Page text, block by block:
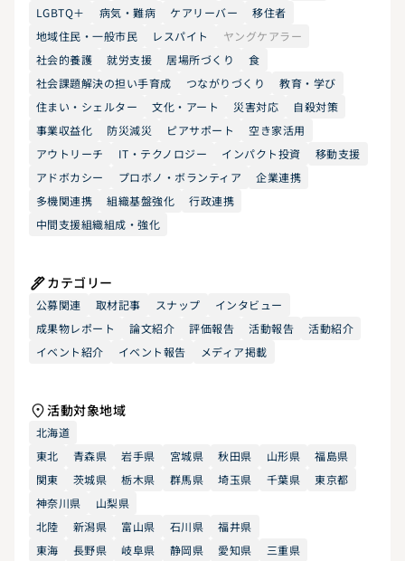
LGBTQ＋
病気・難病 ケアリーバー
移住者
地域住民・一般市民
レスパイト
ヤングケアラー
社会的養護
就労支援 居場所づくり
食
社会課題解決の担い手育成
つながりづくり
教育・学び
住まい・シェルター
文化・アート 災害対応
自殺対策
事業収益化
防災減災 ピアサポート
空き家活用
アウトリーチ
IT・テクノロジー インパクト投資
移動支援
アドボカシー
プロボノ・ボランティア
企業連携
多機関連携
組織基盤強化
行政連携
中間支援組織組成・強化
カテゴリー
公募関連 取材記事 スナップ
インタビュー
成果物レポート
論文紹介 評価報告 活動報告
活動紹介
イベント紹介
イベント報告 メディア掲載
活動対象地域
北海道
東北
青森県 岩手県 宮城県 秋田県 山形県
福島県
関東
茨城県 栃木県 群馬県 埼玉県 千葉県
東京都
神奈川県
山梨県
北陸
新潟県 富山県 石川県
福井県
東海
長野県 岐阜県 静岡県 愛知県
三重県